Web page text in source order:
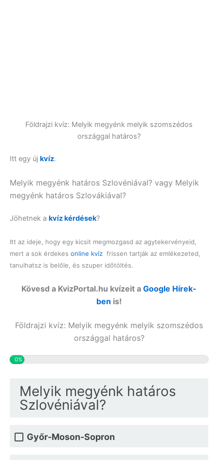
Földrajzi kvíz: Melyik megyénk melyik szomszédos
országgal határos?
Itt egy új kvíz.
Melyik megyénk határos Szlovéniával? vagy Melyik
megyénk határos Szlovákiával?
Jöhetnek a kvíz kérdések?
Itt az ideje, hogy egy kicsit megmozgasd az agytekervényeid,
mert a sok érdekes online kvíz frissen tartják az emlékezeted,
tanulhatsz is belőle, és szuper időtöltés.
Kövesd a KvizPortal.hu kvízeit a Google Hírek-
ben is!
Földrajzi kvíz: Melyik megyénk melyik szomszédos
országgal határos?
0%
Melyik megyénk határos
Szlovéniával?
Győr-Moson-Sopron